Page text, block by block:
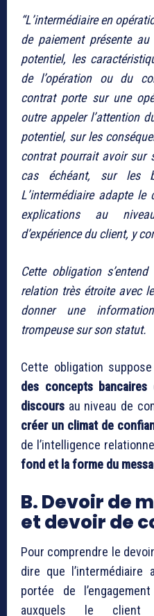
“L’intermédiaire en
de paiement présente
potentiel, les
de l’opération ou du
contrat porte sur une
outre appeler l’attention
potentiel, sur les
contrat pourrait avoir sur
cas échéant, sur les
L’intermédiaire adapte
explications au
d’expérience du client, y
Cette obligation
relation très étroite avec
donner une
trompeuse sur son statut.
Cette obligation
des concepts bancaires
discours au niveau de
créer un climat de
de l’intelligence
fond et la forme du
B. Devoir de
et devoir de
Pour comprendre le
dire que l’intermédiaire
portée de
auxquels le client